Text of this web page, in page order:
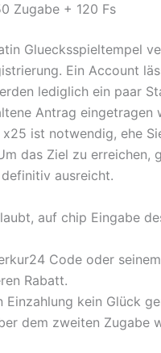
Zugabe + 120 Fs
Gluecksspieltempel
Ein Account
lediglich ein paar
Antrag eingetragen
ist notwendig, ehe
das Ziel zu erreichen,
ausreicht.
auf chip Eingabe
Code oder
Rabatt.
kein Glück
dem zweiten Zugabe